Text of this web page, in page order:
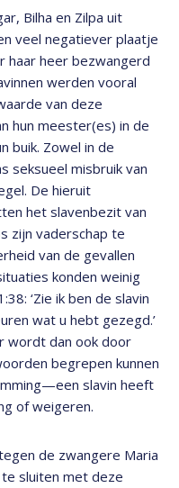
Bilha en Zilpa uit
veel negatiever plaatje
haar heer bezwangerd
werden vooral
van deze
hun meester(es) in de
buik. Zowel in de
seksueel misbruik van
De hieruit
het slavenbezit van
zijn vaderschap te
van de gevallen
konden weinig
‘Zie ik ben de slavin
wat u hebt gezegd.’
wordt dan ook door
begrepen kunnen
slavin heeft
of weigeren.
de zwangere Maria
sluiten met deze